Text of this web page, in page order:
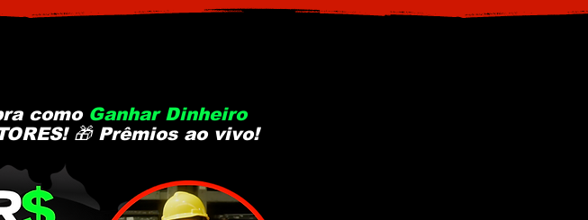
como Ganhar Dinheiro
🎁 Prêmios ao vivo!